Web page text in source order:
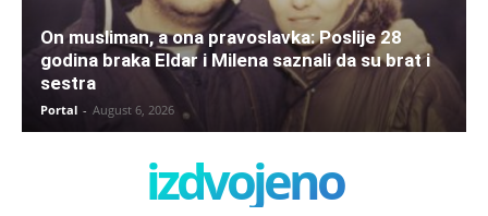
On musliman, a ona pravoslavka: Poslije 28
godina braka Eldar i Milena saznali da su brat i
sestra
Portal - August 6, 2026
izdvojeno